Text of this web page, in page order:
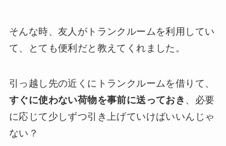
そんな時、友人がトランクルームを利用してい
て、とても便利だと教えてくれました。
引っ越し先の近くにトランクルームを借りて、
すぐに使わない荷物を事前に送っておき 、必要
に応じて少しずつ引き上げていけばいいんじゃ
ない？